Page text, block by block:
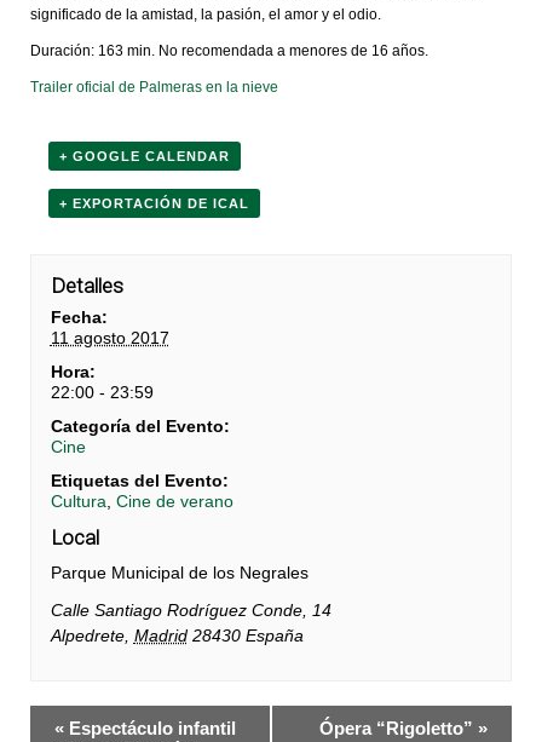
significado de la amistad, la pasión, el amor y el odio.
Duración: 163 min. No recomendada a menores de 16 años.
Trailer oficial de Palmeras en la nieve
+ GOOGLE CALENDAR
+ EXPORTACIÓN DE ICAL
Detalles
Fecha:
11 agosto 2017
Hora:
22:00 - 23:59
Categoría del Evento:
Cine
Etiquetas del Evento:
Cultura Cine de verano
Local
Parque Municipal de los Negrales
Calle Santiago Rodríguez Conde, 14
Alpedrete, Madrid 28430 España
Navegación
« Espectáculo infantil
Ópera “Rigoletto” »